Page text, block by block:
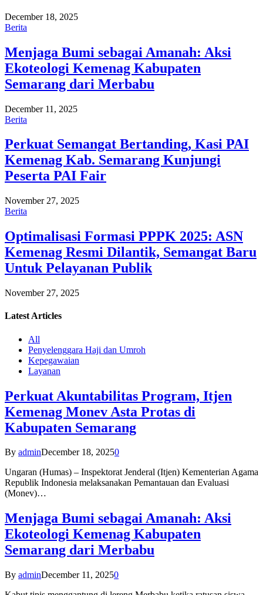
December 18, 2025
Berita
Menjaga Bumi sebagai Amanah: Aksi
Ekoteologi Kemenag Kabupaten
Semarang dari Merbabu
December 11, 2025
Berita
Perkuat Semangat Bertanding, Kasi PAI
Kemenag Kab. Semarang Kunjungi
Peserta PAI Fair
November 27, 2025
Berita
Optimalisasi Formasi PPPK 2025: ASN
Kemenag Resmi Dilantik, Semangat Baru
Untuk Pelayanan Publik
November 27, 2025
Latest Articles
All
Penyelenggara Haji dan Umroh
Kepegawaian
Layanan
Perkuat Akuntabilitas Program, Itjen
Kemenag Monev Asta Protas di
Kabupaten Semarang
By adminDecember 18, 20250
Ungaran (Humas) – Inspektorat Jenderal (Itjen) Kementerian Agama
Republik Indonesia melaksanakan Pemantauan dan Evaluasi
(Monev)…
Menjaga Bumi sebagai Amanah: Aksi
Ekoteologi Kemenag Kabupaten
Semarang dari Merbabu
By adminDecember 11, 20250